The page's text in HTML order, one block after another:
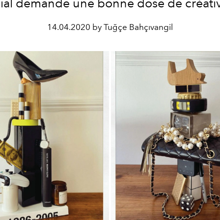
demande une bonne dose de
14.04.2020 by Tuğçe Bahçıvangil